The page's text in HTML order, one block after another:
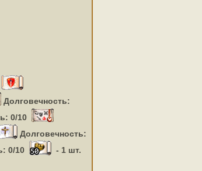
Долговечность:
0/10
Долговечность:
0/10
- 1 шт.